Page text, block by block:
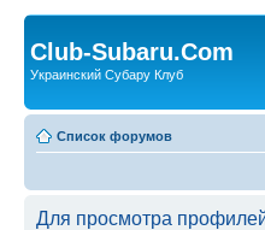
Club-Subaru.Com
Украинский Субару Клуб
Список форумов
Для просмотра